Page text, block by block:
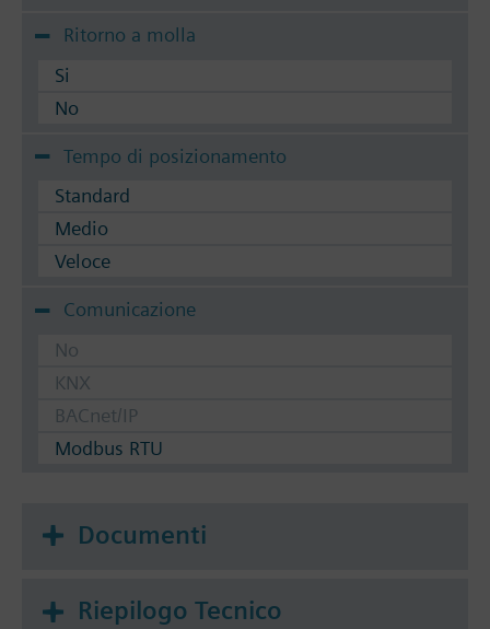
Ritorno a molla
Si
No
Tempo di posizionamento
Standard
Medio
Veloce
Comunicazione
No
KNX
BACnet/IP
Modbus RTU
Documenti
Riepilogo Tecnico